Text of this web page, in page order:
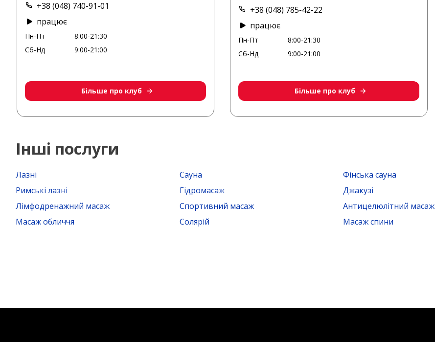
+38 (048) 740-91-01
працює
Пн-Пт
8:00-21:30
Сб-Нд
9:00-21:00
Більше про клуб
+38 (048) 785-42-22
працює
Пн-Пт
8:00-21:30
Сб-Нд
9:00-21:00
Більше про клуб
Інші послуги
Лазні Сауна Фінська сауна
Римські лазні
Гідромасаж Джакузі
Лімфодренажний масаж
Спортивний масаж Антицелюлітний масаж
Масаж обличчя
Солярій Масаж спини